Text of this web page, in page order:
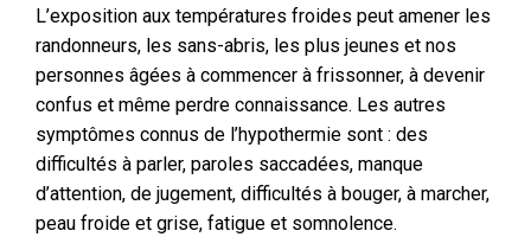
L’exposition aux températures froides peut amener les
randonneurs, les sans-abris, les plus jeunes et nos
personnes âgées à commencer à frissonner, à devenir
confus et même perdre connaissance. Les autres
symptômes connus de l’hypothermie sont : des
difficultés à parler, paroles saccadées, manque
d’attention, de jugement, difficultés à bouger, à marcher,
peau froide et grise, fatigue et somnolence.